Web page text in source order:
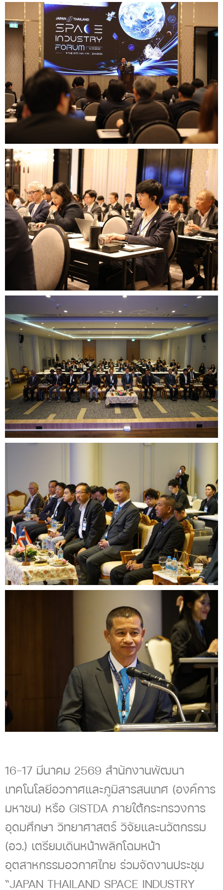
16-17 มีนาคม 2569 สำนักงานพัฒนา
เทคโนโลยีอวกาศและภูมิสารสนเทศ (องค์การ
มหาชน) หรือ GISTDA ภายใต้กระทรวงการ
อุดมศึกษา วิทยาศาสตร์ วิจัยและนวัตกรรม
(อว.) เตรียมเดินหน้าพลิกโฉมหน้า
อุตสาหกรรมอวกาศไทย ร่วมจัดงานประชุม
“JAPAN THAILAND SPACE INDUSTRY